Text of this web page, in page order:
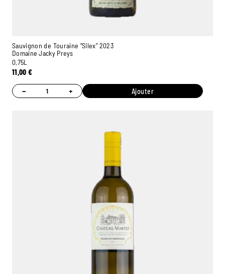
Sauvignon de Touraine "Silex" 2023
Domaine Jacky Preys
0,75L
11,00€
− + Ajouter